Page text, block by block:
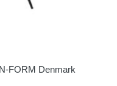
FORM Denmark